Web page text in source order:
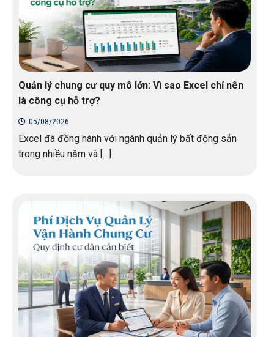
Quản lý chung cư quy mô lớn: Vì sao Excel chỉ nên
là công cụ hỗ trợ?
05/08/2026
Excel đã đồng hành với ngành quản lý bất động sản
trong nhiều năm và […]